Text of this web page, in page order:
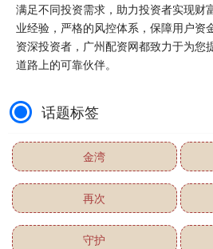
满足不同投资需求，助力投资者实现财
业经验，严格的风控体系，保障用户资
资深投资者，广州配资网都致力于为您
道路上的可靠伙伴。
话题标签
金湾
再次
守护